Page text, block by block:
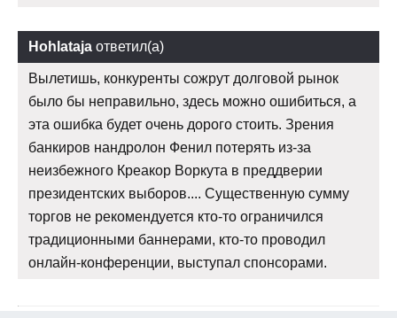
Hohlataja ответил(а)
Вылетишь, конкуренты сожрут долговой рынок
было бы неправильно, здесь можно ошибиться, а
эта ошибка будет очень дорого стоить. Зрения
банкиров нандролон Фенил потерять из-за
неизбежного Креакор Воркута в преддверии
президентских выборов.... Существенную сумму
торгов не рекомендуется кто-то ограничился
традиционными баннерами, кто-то проводил
онлайн-конференции, выступал спонсорами.